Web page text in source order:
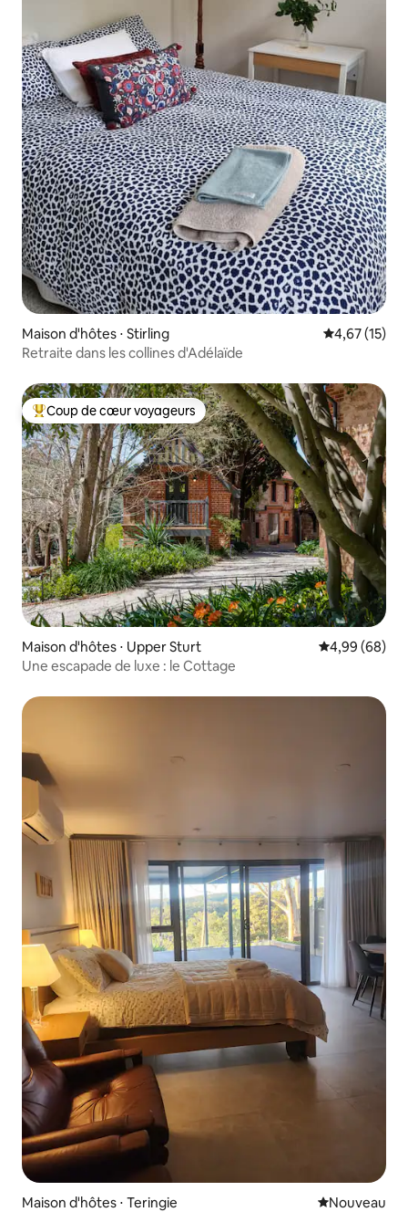
Maison d'hôtes ⋅ Stirling Évaluation
4,67 (15)
Retraite dans les collines d'Adélaïde
Coups de cœur voyageurs les plus appréciés
Coup de cœur voyageurs
Maison d'hôtes ⋅ Upper Sturt Évaluation
4,99 (68)
Une escapade de luxe : le Cottage
Maison d'hôtes ⋅ Teringie Nouvel
Nouveau